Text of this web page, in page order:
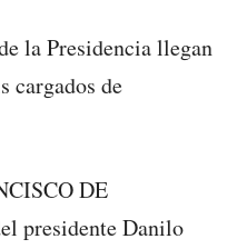
la Presidencia llegan
cargados de
DE
presidente Danilo